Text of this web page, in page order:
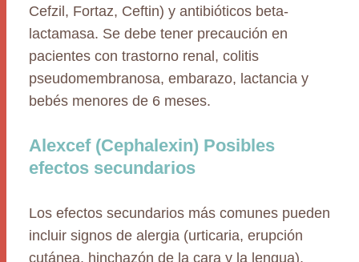
Cefzil, Fortaz, Ceftin) y antibióticos beta-
lactamasa. Se debe tener precaución en
pacientes con trastorno renal, colitis
pseudomembranosa, embarazo, lactancia y
bebés menores de 6 meses.
Alexcef (Cephalexin) Posibles
efectos secundarios
Los efectos secundarios más comunes pueden
incluir signos de alergia (urticaria, erupción
cutánea, hinchazón de la cara y la lengua),